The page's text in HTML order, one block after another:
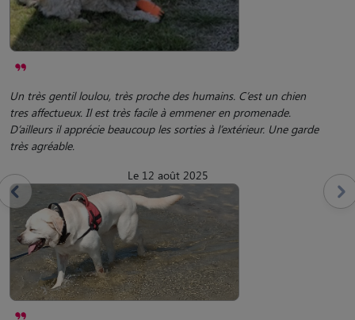
Un très gentil loulou, très proche des humains. C’est un chien
tres affectueux. Il est très facile à emmener en promenade.
D’ailleurs il apprécie beaucoup les sorties à l’extérieur. Une garde
très agréable.
Le 12 août 2025